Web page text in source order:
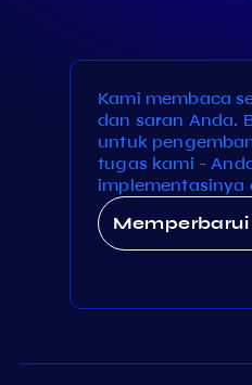
Kami membaca
dan saran Anda.
untuk
tugas kami -
implementasinya